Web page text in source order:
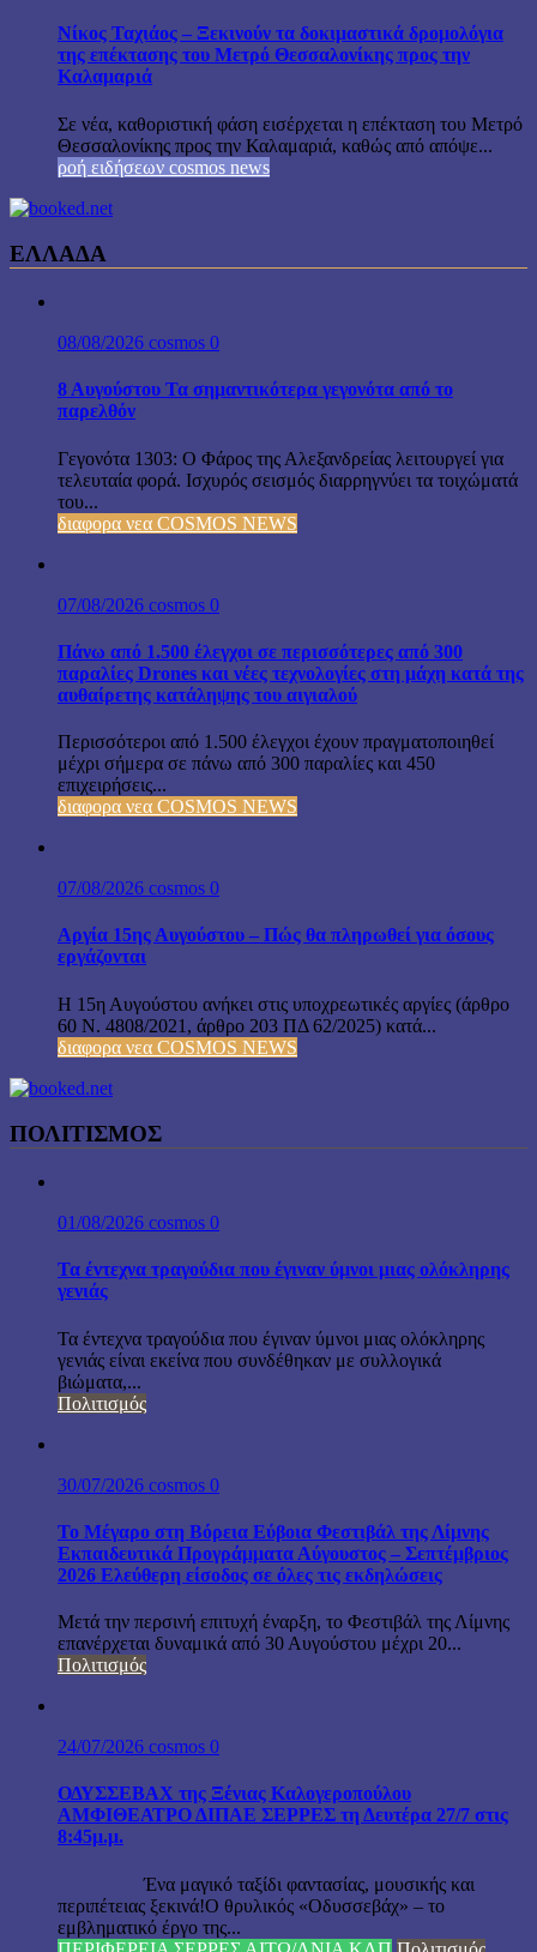
Νίκος Ταχιάος – Ξεκινούν τα δοκιμαστικά δρομολόγια
της επέκτασης του Μετρό Θεσσαλονίκης προς την
Καλαμαριά
Σε νέα, καθοριστική φάση εισέρχεται η επέκταση του Μετρό
Θεσσαλονίκης προς την Καλαμαριά, καθώς από απόψε...
ροή ειδήσεων cosmos news
ΕΛΛΑΔΑ
08/08/2026 cosmos 0
8 Αυγούστου Τα σημαντικότερα γεγονότα από το
παρελθόν
Γεγονότα 1303: Ο Φάρος της Αλεξανδρείας λειτουργεί για
τελευταία φορά. Ισχυρός σεισμός διαρρηγνύει τα τοιχώματά
του...
διαφορα νεα COSMOS NEWS
07/08/2026 cosmos 0
Πάνω από 1.500 έλεγχοι σε περισσότερες από 300
παραλίες Drones και νέες τεχνολογίες στη μάχη κατά της
αυθαίρετης κατάληψης του αιγιαλού
Περισσότεροι από 1.500 έλεγχοι έχουν πραγματοποιηθεί
μέχρι σήμερα σε πάνω από 300 παραλίες και 450
επιχειρήσεις...
διαφορα νεα COSMOS NEWS
07/08/2026 cosmos 0
Αργία 15ης Αυγούστου – Πώς θα πληρωθεί για όσους
εργάζονται
Η 15η Αυγούστου ανήκει στις υποχρεωτικές αργίες (άρθρο
60 Ν. 4808/2021, άρθρο 203 ΠΔ 62/2025) κατά...
διαφορα νεα COSMOS NEWS
ΠΟΛΙΤΙΣΜΟΣ
01/08/2026 cosmos 0
Τα έντεχνα τραγούδια που έγιναν ύμνοι μιας ολόκληρης
γενιάς
Τα έντεχνα τραγούδια που έγιναν ύμνοι μιας ολόκληρης
γενιάς είναι εκείνα που συνδέθηκαν με συλλογικά
βιώματα,...
Πολιτισμός
30/07/2026 cosmos 0
Το Μέγαρο στη Βόρεια Εύβοια Φεστιβάλ της Λίμνης
Εκπαιδευτικά Προγράμματα Αύγουστος – Σεπτέμβριος
2026 Ελεύθερη είσοδος σε όλες τις εκδηλώσεις
Μετά την περσινή επιτυχή έναρξη, το Φεστιβάλ της Λίμνης
επανέρχεται δυναμικά από 30 Αυγούστου μέχρι 20...
Πολιτισμός
24/07/2026 cosmos 0
ΟΔΥΣΣΕΒΑΧ της Ξένιας Καλογεροπούλου
ΑΜΦΙΘΕΑΤΡΟ ΔΙΠΑΕ ΣΕΡΡΕΣ τη Δευτέρα 27/7 στις
8:45μ.μ.
Ένα μαγικό ταξίδι φαντασίας, μουσικής και
περιπέτειας ξεκινά!Ο θρυλικός «Οδυσσεβάχ» – το
εμβληματικό έργο της...